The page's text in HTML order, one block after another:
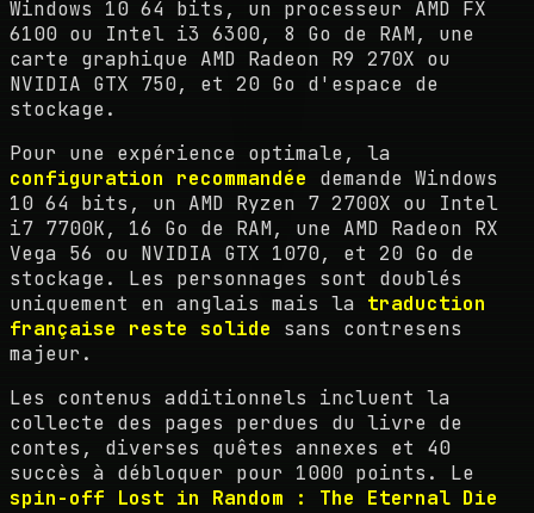
Windows 10 64 bits, un processeur AMD FX
6100 ou Intel i3 6300, 8 Go de RAM, une
carte graphique AMD Radeon R9 270X ou
NVIDIA GTX 750, et 20 Go d'espace de
stockage.
Pour une expérience optimale, la
configuration recommandée demande Windows
10 64 bits, un AMD Ryzen 7 2700X ou Intel
i7 7700K, 16 Go de RAM, une AMD Radeon RX
Vega 56 ou NVIDIA GTX 1070, et 20 Go de
stockage. Les personnages sont doublés
uniquement en anglais mais la traduction
française reste solide sans contresens
majeur.
Les contenus additionnels incluent la
collecte des pages perdues du livre de
contes, diverses quêtes annexes et 40
succès à débloquer pour 1000 points. Le
spin-off Lost in Random : The Eternal Die